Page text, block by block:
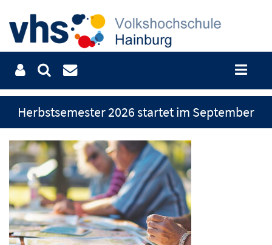
Herbstsemester 2026 startet im September